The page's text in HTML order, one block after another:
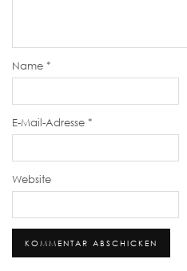
Name *
E-Mail-Adresse *
Website